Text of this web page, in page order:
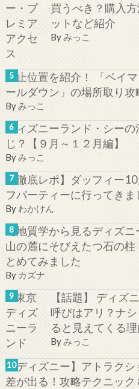
買うべき？購入
ットなど紹介
Byみっこ
停止位置を紹介！ 「ベイ
ールダウン」の場所取り攻
Byみっこ
ディズニーランド・シー
じ？【９月～１２月編】
Byみっこ
【徹底レポ】ダッフィー
フパーティーに行ってきま
By わかけん
【地質学から見るディズ
山の麓にそびえたつ石の
とめてみました
By カズナ
【話題】 ディズ
呼びはアリ？ナ
ると見えてくる
By みっこ
【ディズニー】アトラク
差が出る！攻略テクニック